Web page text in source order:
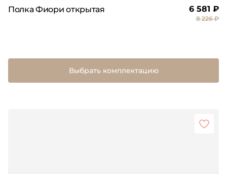
Полка Фиори открытая 6 581 ₽
8 226 ₽
Выбрать комплектацию